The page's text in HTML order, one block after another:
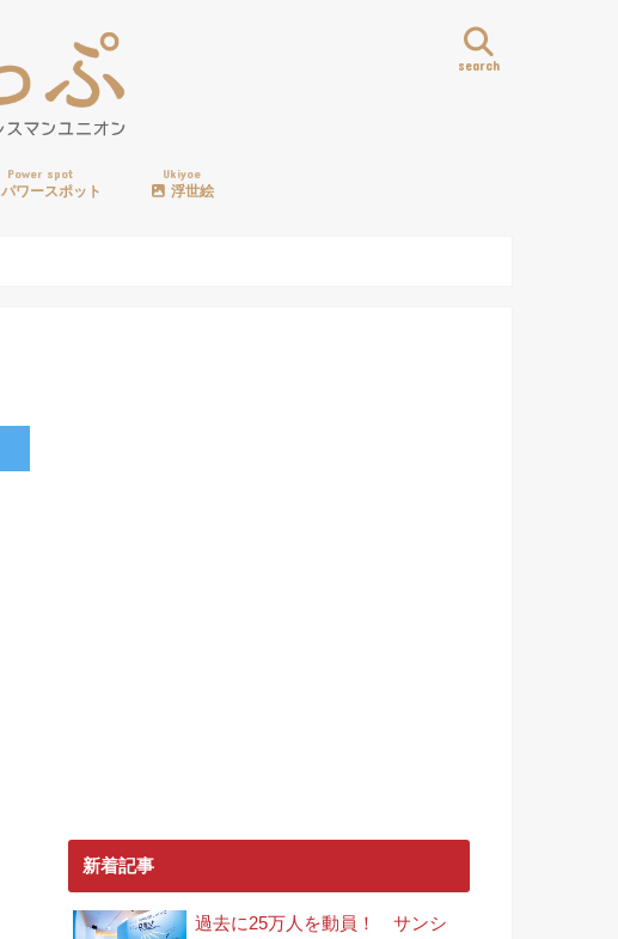
search
Power spot
パワースポット
Ukiyoe
浮世絵
新着記事
過去に25万人を動員！ サンシ